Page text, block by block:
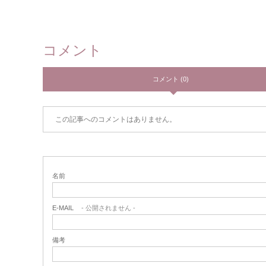
コメント
コメント (0)
この記事へのコメントはありません。
名前
E-MAIL - 公開されません -
備考